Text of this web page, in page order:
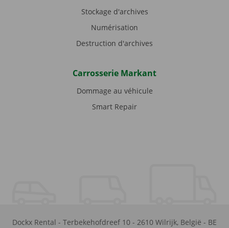
Stockage d'archives
Numérisation
Destruction d'archives
Carrosserie Markant
Dommage au véhicule
Smart Repair
Dockx Rental - Terbekehofdreef 10 - 2610 Wilrijk, België - BE